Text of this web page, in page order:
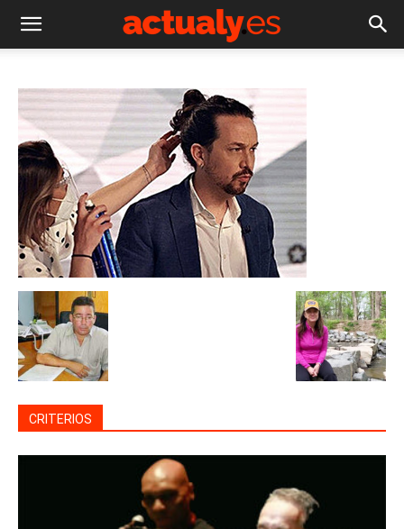
CRITERIOS